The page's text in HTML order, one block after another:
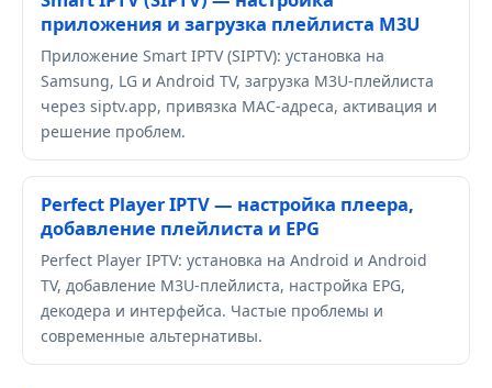
приложения и загрузка плейлиста M3U
Приложение Smart IPTV (SIPTV): установка на
Samsung, LG и Android TV, загрузка M3U-плейлиста
через siptv.app, привязка MAC-адреса, активация и
решение проблем.
Perfect Player IPTV — настройка плеера,
добавление плейлиста и EPG
Perfect Player IPTV: установка на Android и Android
TV, добавление M3U-плейлиста, настройка EPG,
декодера и интерфейса. Частые проблемы и
современные альтернативы.